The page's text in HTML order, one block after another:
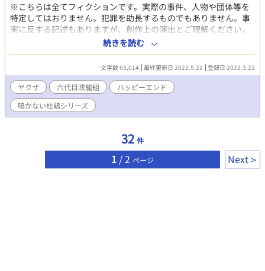
※こちらは全てフィクションです。実際の事件、人物や団体等を
特定してはおりません。犯罪を助長するものでもありません。事
実に反する記述もありますが、創作上の演出とご理解ください。
性的表現は思わせぶりには伏せていますが、かなり過激に書いて
います。暴力的な場面も多々あるので、そう言ったものが苦手な
方は読まないでください。 No.1 恋するシャボン玉 過去に心に傷
を負い、インポになった秋。 ヤクザになって、自分に関心を持た
ない男の世界の中で、やっと居場所を見つけたと思っていた。 本
当は、心の奥底で愛している人がいる。 しかし、もう二度と愛し
合うことができない相手。 儚いシャボン玉のように、消えていき
そうな秋を救うのは、一体誰なのか。
続きを読む
文字数 65,014 最終更新日 2022.5.21 登録日 2022.3.22
ヤクザ 六代目政龍組
ハッピーエンド
鳴かない杜鵑シリーズ
32 件
1 / 2 ページ Next